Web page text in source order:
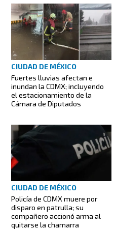
CIUDAD DE MÉXICO
Fuertes lluvias afectan e
inundan la CDMX; incluyendo
el estacionamiento de la
Cámara de Diputados
CIUDAD DE MÉXICO
Policía de CDMX muere por
disparo en patrulla; su
compañero accionó arma al
quitarse la chamarra